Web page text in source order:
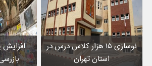
نوسازی ۱۵ هزار کلاس درس در
استان تهران
افزایش